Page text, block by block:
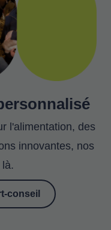
l'alimentation, des
innovantes, nos
conseil